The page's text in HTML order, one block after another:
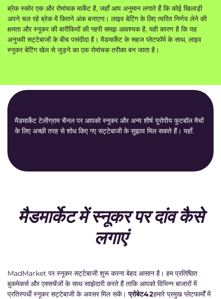
ब्रेक स्कोर एक और रोमांचक मार्केट है, जहाँ आप अनुमान लगाते हैं कि कोई खिलाड़ी
अपने चल रहे ब्रेक में कितने अंक बनाएगा। लाइव बेटिंग के लिए त्वरित निर्णय लेने की
क्षमता और स्नूकर की बारीकियों की गहरी समझ आवश्यक है, यही कारण है कि यह
अनुभवी सट्टेबाजों के बीच पसंदीदा है। मैडमार्केट के सहज प्लेटफॉर्म के साथ, लाइव
स्नूकर बेटिंग खेल से जुड़ने का एक रोमांचक तरीका बन जाता है।
मैडमार्केट टेलीग्राम चैनल पर आपको स्नूकर और अन्य शीर्ष यूरोपीय फुटबॉल मैचों
के लिए अच्छी तरह से शोध किए गए सट्टेबाजी के सुझाव मिल सकते हैं। यहाँ.
मैडमार्केट में स्नूकर पर दांव कैसे
लगाएं
MadMarket पर स्नूकर सट्टेबाजी शुरू करना बेहद आसान है। हम प्रतिष्ठित
बुकमेकर्स और एक्सचेंजों के साथ साझेदारी करते हैं ताकि आपको विभिन्न बाजारों में
प्रतिस्पर्धी स्नूकर सट्टेबाजी के अवसर मिल सकें।प्रोबेट42हमारे प्रमुख प्लेटफार्मों में